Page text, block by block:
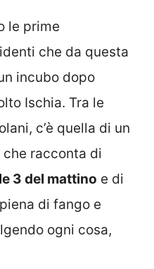
le prime
che da questa
incubo dopo
Ischia. Tra le
c’è quella di un
racconta di
3 del mattino e di
di fango e
ogni cosa,